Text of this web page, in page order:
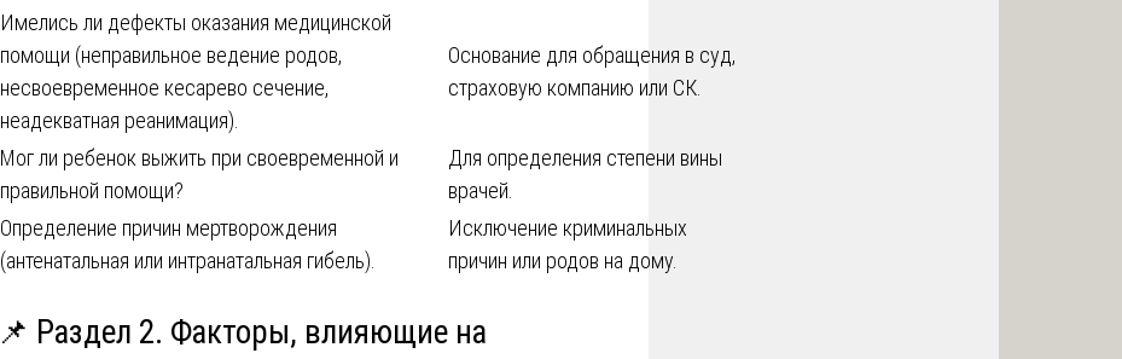
Имелись ли дефекты оказания медицинской
помощи (неправильное ведение родов,
несвоевременное кесарево сечение,
неадекватная реанимация).
Основание для обращения в суд,
страховую компанию или СК.
Мог ли ребенок выжить при своевременной и
правильной помощи?
Для определения степени вины
врачей.
Определение причин мертворождения
(антенатальная или интранатальная гибель).
Исключение криминальных
причин или родов на дому.
📌 Раздел 2. Факторы, влияющие на